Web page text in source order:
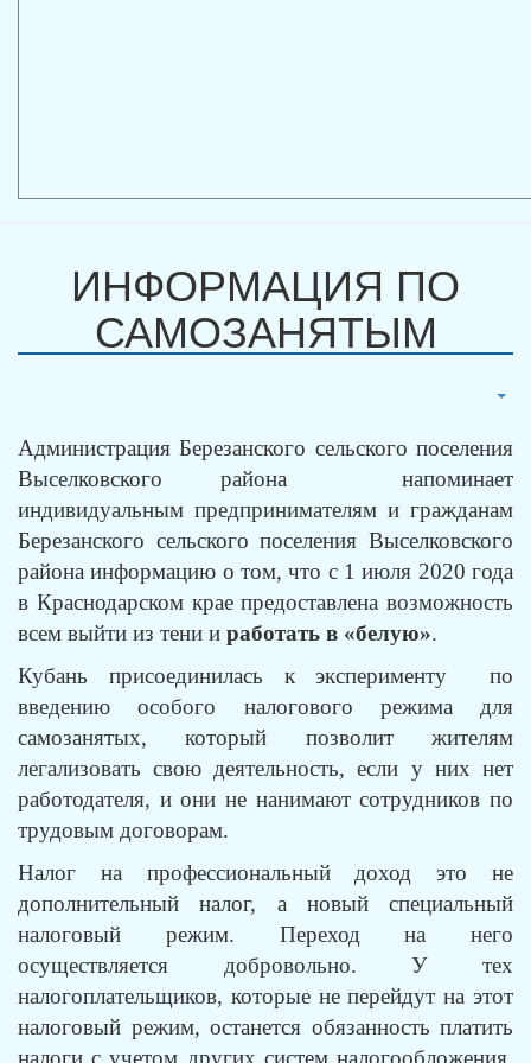
ИНФОРМАЦИЯ ПО
САМОЗАНЯТЫМ
Администрация Березанского сельского поселения
Выселковского района напоминает
индивидуальным предпринимателям и гражданам
Березанского сельского поселения Выселковского
района информацию о том, что с 1 июля 2020 года
в Краснодарском крае предоставлена возможность
всем выйти из тени и работать в «белую».
Кубань присоединилась к эксперименту по
введению особого налогового режима для
самозанятых, который позволит жителям
легализовать свою деятельность, если у них нет
работодателя, и они не нанимают сотрудников по
трудовым договорам.
Налог на профессиональный доход это не
дополнительный налог, а новый специальный
налоговый режим. Переход на него
осуществляется добровольно. У тех
налогоплательщиков, которые не перейдут на этот
налоговый режим, останется обязанность платить
налоги с учетом других систем налогообложения,